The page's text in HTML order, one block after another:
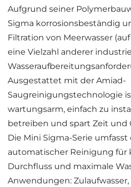
Aufgrund seiner
Sigma korrosionsbeständig
Filtration von Meerwasser
eine Vielzahl anderer
Ausgestattet mit der Amiad-
Saugreinigungstechnologie
wartungsarm, einfach zu
betreiben und spart Zeit und
Die Mini Sigma-Serie
automatischer Reinigung für
Durchfluss und maximale
Anwendungen: Zulaufwasser,